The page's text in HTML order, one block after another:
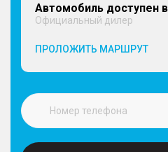
Автомобиль доступен в
Официальный дилер
ПРОЛОЖИТЬ МАРШРУТ